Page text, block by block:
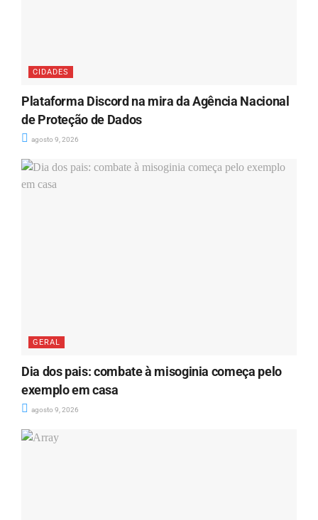
CIDADES
Plataforma Discord na mira da Agência Nacional
de Proteção de Dados
agosto 9, 2026
GERAL
Dia dos pais: combate à misoginia começa pelo
exemplo em casa
agosto 9, 2026